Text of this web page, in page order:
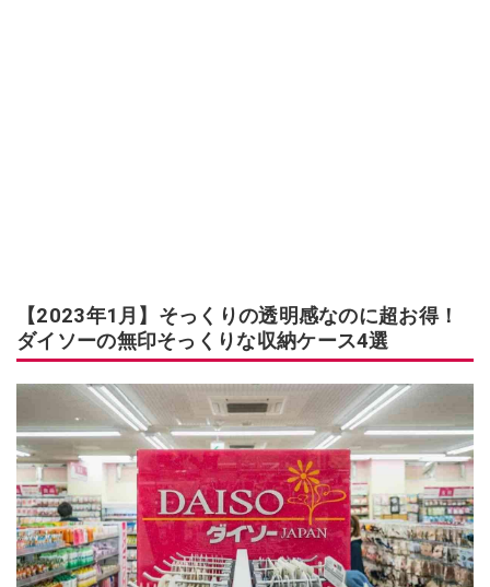
【2023年1月】そっくりの透明感なのに超お得！
ダイソーの無印そっくりな収納ケース4選